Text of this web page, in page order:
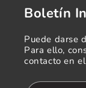
Boletín
Puede darse
Para ello,
contacto en